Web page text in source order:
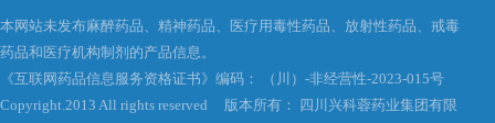
本网站未发布麻醉药品、精神药品、医疗用毒性药品、放射性药品、戒毒
药品和医疗机构制剂的产品信息。
《互联网药品信息服务资格证书》编码： （川）-非经营性-2023-015号
Copyright.2013 All rights reserved 版本所有： 四川兴科蓉药业集团有限